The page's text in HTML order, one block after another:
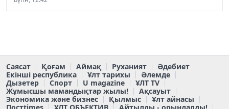
Саясат Қоғам Аймақ Руханият
Әдебиет
Екінші республика
Ұлт тарихы
Әлемде
Дызетер
Спорт U magazine
ҰЛТ TV
Жұмысшы мамандықтар жылы!
Ақсауыт
Экономика және бизнес
Қылмыс
Ұлт айнасы